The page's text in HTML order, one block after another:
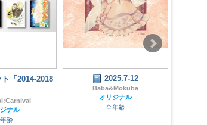
「2014-2018
ナル
齢
2025.7-12
Baba&Mokuba
オリジナル
全年齢